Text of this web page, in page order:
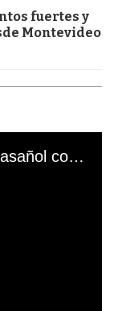
fuertes y
Montevideo
El mal momento de Yanina Gasañol con un hincha argentino en "Subrayado"